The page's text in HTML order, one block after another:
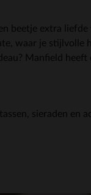
beetje extra
waar je stijlvolle
Manfield
sieraden en